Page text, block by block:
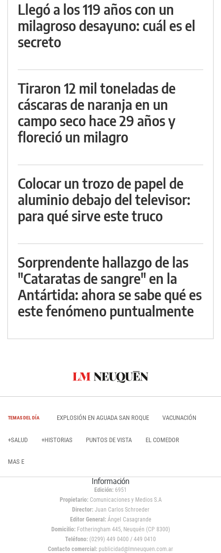
Llegó a los 119 años con un
milagroso desayuno: cuál es el
secreto
Tiraron 12 mil toneladas de
cáscaras de naranja en un
campo seco hace 29 años y
floreció un milagro
Colocar un trozo de papel de
aluminio debajo del televisor:
para qué sirve este truco
Sorprendente hallazgo de las
"Cataratas de sangre" en la
Antártida: ahora se sabe qué es
este fenómeno puntualmente
TEMAS DEL DÍA EXPLOSIÓN EN AGUADA SAN ROQUE VACUNACIÓN
+SALUD +HISTORIAS PUNTOS DE VISTA EL COMEDOR
MAS E
Información
Edición: 6951
Propietario:Comunicaciones y Medios S.A
Director: Juan Carlos Schroeder
Editor General:Ángel Casagrande
Domicilio:Fotheringham 445, Neuquén (CP 8300)
Teléfono: (0299) 449 0400 / 449 0410
Contacto comercial: publicidad@lmneuquen.com.ar